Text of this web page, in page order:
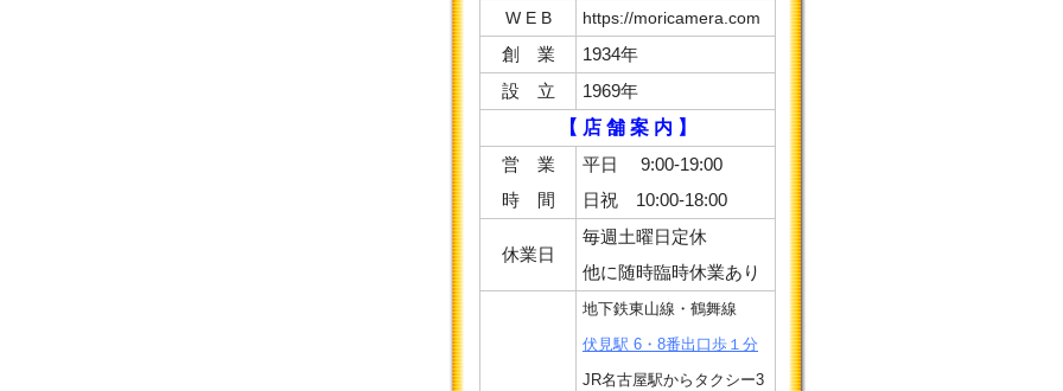
W E B https://moricamera.com
創 業
1934年
設 立
1969年
【 店 舗 案 内 】
営 業
時 間
平日 9:00-19:00
日祝 10:00-18:00
休業日
毎週土曜日定休
他に随時臨時休業あり
地下鉄東山線・鶴舞線
伏見駅 6・8番出口歩１分
JR名古屋駅からタクシー3